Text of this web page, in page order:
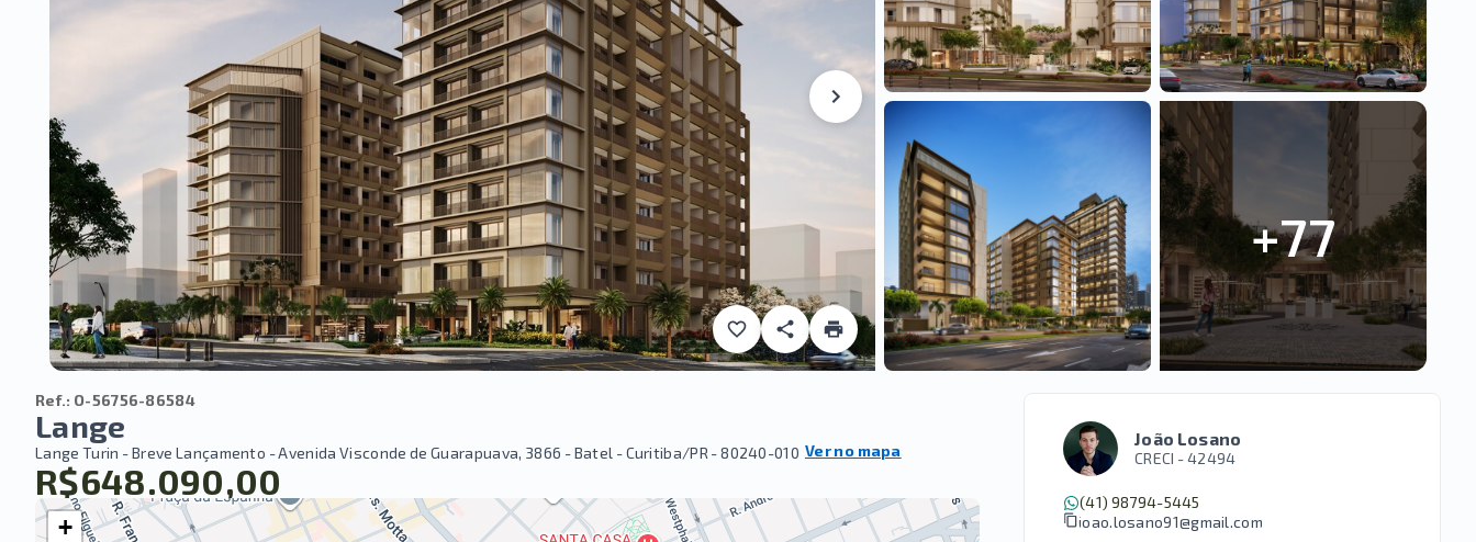
+77
Ref.: O-56756-86584
Lange
Lange Turin - Breve Lançamento -Avenida Visconde de Guarapuava, 3866 - Batel - Curitiba/PR - 80240-010 Ver no mapa
R$648.090,00
+
João Losano
CRECI -42494
(41) 98794-5445
joao.losano91@gmail.com